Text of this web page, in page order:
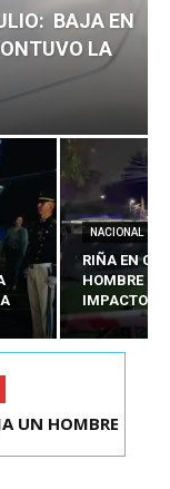
BAJA EN
LA
NACIONAL
RIÑA EN
HOMBRE
IMPACTOS
UN HOMBRE